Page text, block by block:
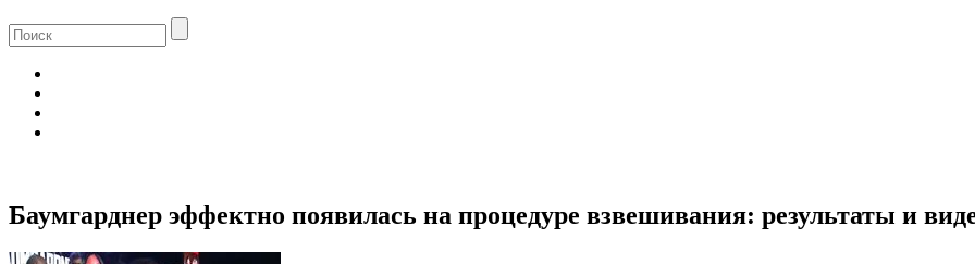
Баумгарднер эффектно появилась на процедуре взвешивания: результаты и